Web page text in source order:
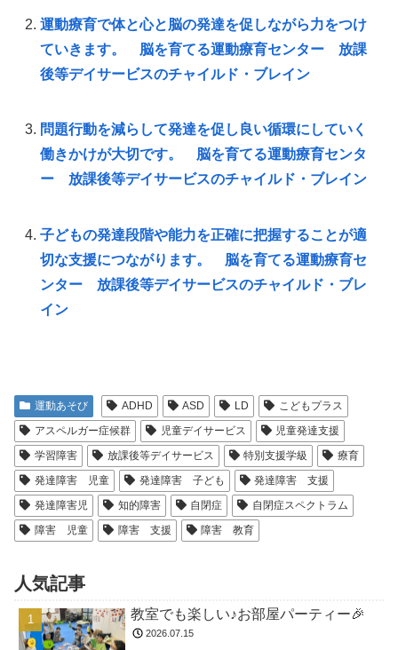
運動療育で体と心と脳の発達を促しながら力をつけ
ていきます。 脳を育てる運動療育センター 放課
後等デイサービスのチャイルド・ブレイン
問題行動を減らして発達を促し良い循環にしていく
働きかけが大切です。 脳を育てる運動療育センタ
ー 放課後等デイサービスのチャイルド・ブレイン
子どもの発達段階や能力を正確に把握することが適
切な支援につながります。 脳を育てる運動療育セ
ンター 放課後等デイサービスのチャイルド・ブレ
イン
運動あそび ADHD ASD LD
こどもプラス
アスペルガー症候群
児童デイサービス
児童発達支援
学習障害
放課後等デイサービス 特別支援学級
療育
発達障害 児童
発達障害 子ども
発達障害 支援
発達障害児
知的障害 自閉症
自閉症スペクトラム
障害 児童
障害 支援 障害 教育
人気記事
教室でも楽しい♪お部屋パーティー🎉
2026.07.15